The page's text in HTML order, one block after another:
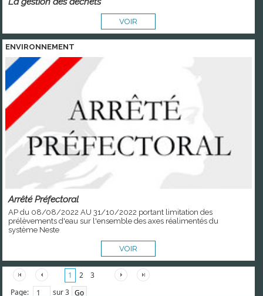
VOIR
ENVIRONNEMENT
Arrêté Préfectoral
AP du 08/08/2022 AU 31/10/2022 portant limitation des
prélèvements d'eau sur l'ensemble des axes réalimentés du
système Neste
VOIR
1 2
3
Page:
sur 3